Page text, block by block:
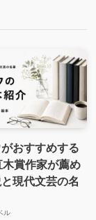
おすすめする
賞作家が薦め
現代文芸の名
ル